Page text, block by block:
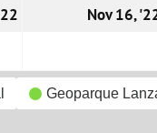
15/11/2022Nov 16,
Geoparque